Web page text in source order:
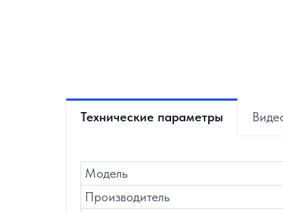
Технические параметры
Модель
Производитель